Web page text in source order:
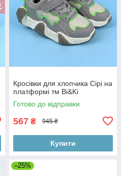
Кросівки для хлопчика Сірі на
платформі тм Bi&Ki
Готово до відправки
567 ₴ 945 ₴
Купити
–25%